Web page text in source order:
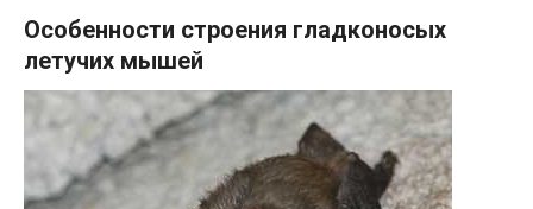
Особенности строения гладконосых
летучих мышей